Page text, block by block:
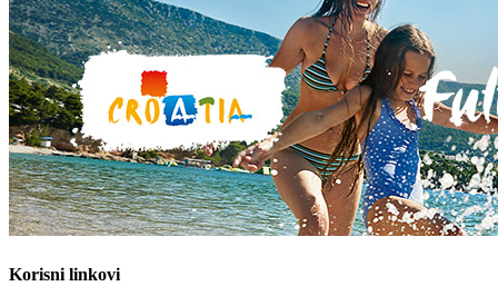
Korisni linkovi